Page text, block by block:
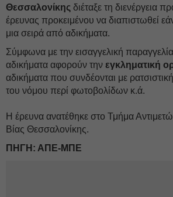
Θεσσαλονίκης διέταξε τη διενέργεια
έρευνας προκειμένου να διαπιστωθεί
μια σειρά από αδικήματα.
Σύμφωνα με την εισαγγελική
αδικήματα αφορούν την εγκληματική
αδικήματα που συνδέονται με
του νόμου περί φωτοβολίδων κ.ά.
Η έρευνα ανατέθηκε στο Τμήμα
Βίας Θεσσαλονίκης.
ΠΗΓΗ: ΑΠΕ-ΜΠΕ